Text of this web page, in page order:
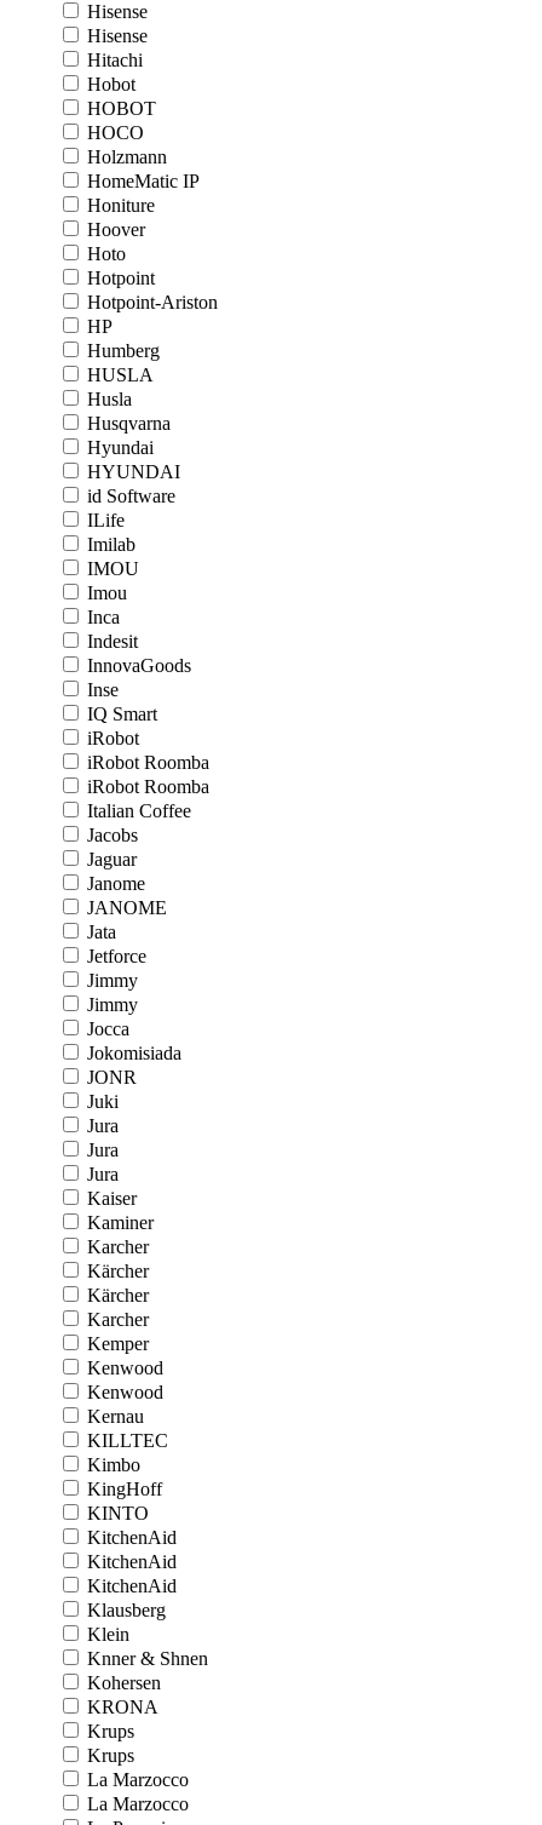
Hisense
Hisense
Hitachi
Hobot
HOBOT
HOCO
Holzmann
HomeMatic IP
Honiture
Hoover
Hoto
Hotpoint
Hotpoint-Ariston
HP
Humberg
HUSLA
Husla
Husqvarna
Hyundai
HYUNDAI
id Software
ILife
Imilab
IMOU
Imou
Inca
Indesit
InnovaGoods
Inse
IQ Smart
iRobot
iRobot Roomba
iRobot Roomba
Italian Coffee
Jacobs
Jaguar
Janome
JANOME
Jata
Jetforce
Jimmy
Jimmy
Jocca
Jokomisiada
JONR
Juki
Jura
Jura
Jura
Kaiser
Kaminer
Karcher
Kärcher
Kärcher
Karcher
Kemper
Kenwood
Kenwood
Kernau
KILLTEC
Kimbo
KingHoff
KINTO
KitchenAid
KitchenAid
KitchenAid
Klausberg
Klein
Knner & Shnen
Kohersen
KRONA
Krups
Krups
La Marzocco
La Marzocco